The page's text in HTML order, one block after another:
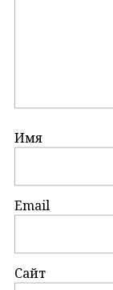
Имя
Email
Сайт